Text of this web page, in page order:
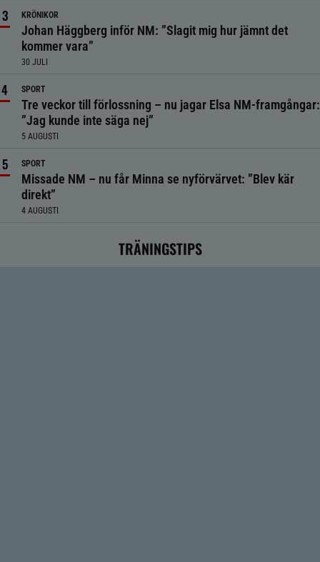
KRÖNIKOR
Johan Häggberg inför NM: ”Slagit mig hur jämnt det
kommer vara”
30 JULI
SPORT
Tre veckor till förlossning – nu jagar Elsa NM-framgångar:
”Jag kunde inte säga nej”
5 AUGUSTI
SPORT
Missade NM – nu får Minna se nyförvärvet: ”Blev kär
direkt”
4 AUGUSTI
TRÄNINGSTIPS